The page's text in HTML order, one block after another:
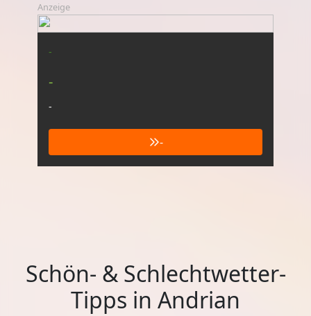
Anzeige
-
-
-
-
Schön- & Schlechtwetter-
Tipps in Andrian